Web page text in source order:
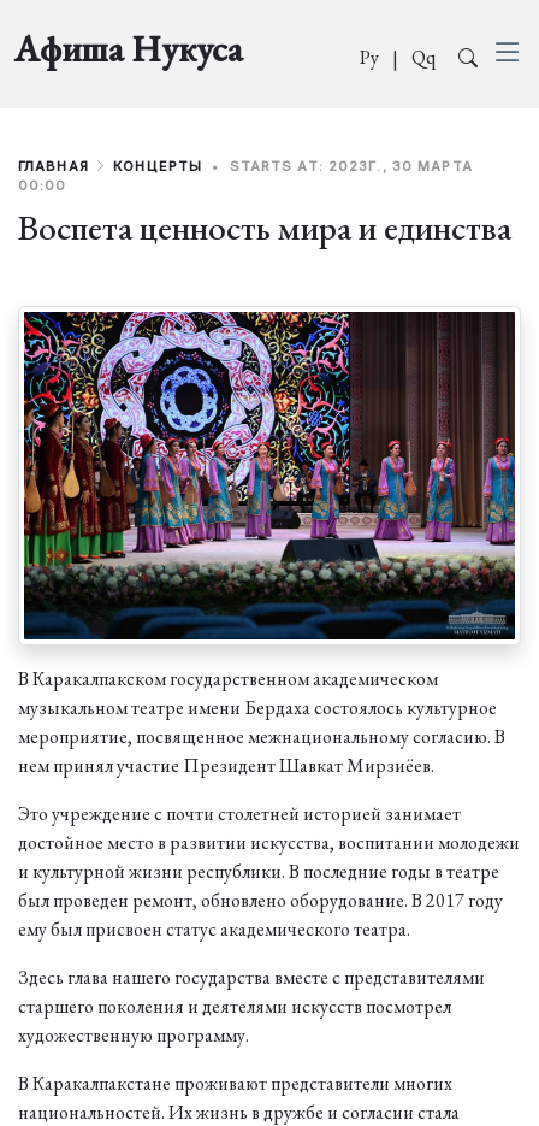
Афиша Нукуса Ру | Qq
ГЛАВНАЯ КОНЦЕРТЫ •
STARTS AT: 2023Г., 30 МАРТА
00:00
Воспета ценность мира и единства
В Каракалпакском государственном академическом
музыкальном театре имени Бердаха состоялось культурное
мероприятие, посвященное межнациональному согласию. В
нем принял участие Президент Шавкат Мирзиёев.
Это учреждение с почти столетней историей занимает
достойное место в развитии искусства, воспитании молодежи
и культурной жизни республики. В последние годы в театре
был проведен ремонт, обновлено оборудование. В 2017 году
ему был присвоен статус академического театра.
Здесь глава нашего государства вместе с представителями
старшего поколения и деятелями искусств посмотрел
художественную программу.
В Каракалпакстане проживают представители многих
национальностей. Их жизнь в дружбе и согласии стала